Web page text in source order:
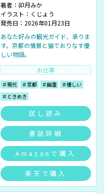
著者： 卯月みか
イラスト： くじょう
発売日：2026年01月23日
あなた好みの観光ガイド、承りま
す。京都の情景と猫でおりなす優
しい物語。
お仕事
＃現代 ＃京都 ＃幽霊
＃優しい
＃ときめき
試し読み
書誌詳細
Amazonで購入
楽天で購入